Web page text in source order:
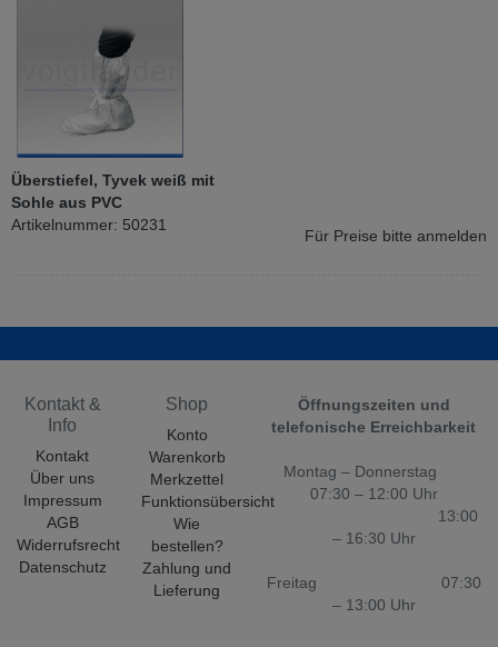
Überstiefel, Tyvek weiß mit
Sohle aus PVC
Artikelnummer: 50231
Für Preise bitte anmelden
Kontakt &
Info
Kontakt
Über uns
Impressum
AGB
Widerrufsrecht
Datenschutz
Shop
Konto
Warenkorb
Merkzettel
Funktionsübersicht
Wie
bestellen?
Zahlung und
Lieferung
Öffnungszeiten und
telefonische Erreichbarkeit
Montag – Donnerstag
07:30 – 12:00 Uhr
13:00
– 16:30 Uhr
Freitag 07:30
– 13:00 Uhr